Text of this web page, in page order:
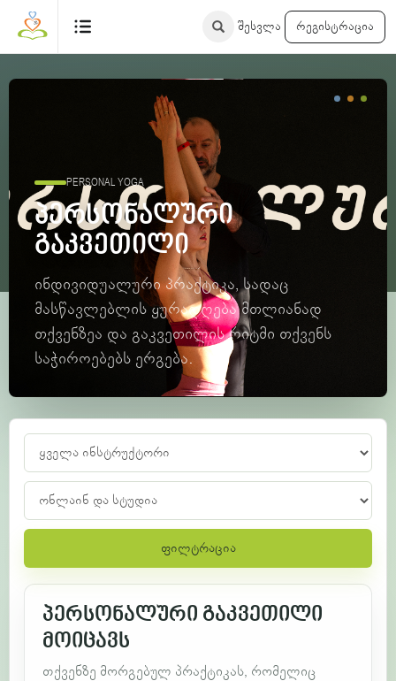
შესვლა რეგისტრაცია
PERSONAL YOGA
პერსონალური
გაკვეთილი
ინდივიდუალური პრაქტიკა, სადაც
მასწავლებლის ყურადღება მთლიანად
თქვენზეა და გაკვეთილის რიტმი თქვენს
საჭიროებებს ერგება.
ფილტრაცია
პერსონალური გაკვეთილი
მოიცავს
თქვენზე მორგებულ პრაქტიკას, რომელიც